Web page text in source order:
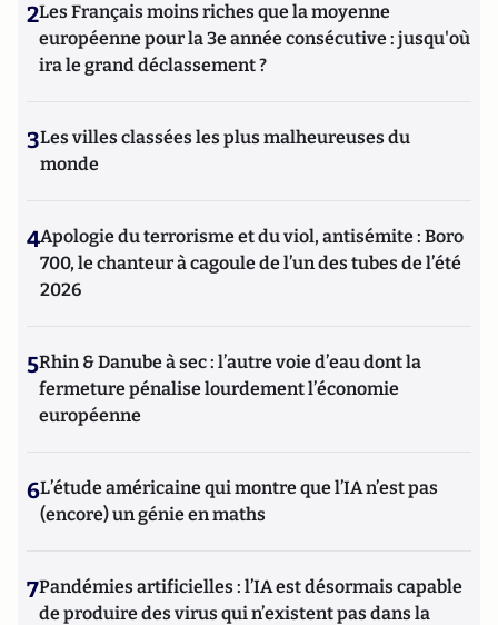
2Les Français moins riches que la moyenne
européenne pour la 3e année consécutive : jusqu'où
ira le grand déclassement ?
3Les villes classées les plus malheureuses du
monde
4Apologie du terrorisme et du viol, antisémite : Boro
700, le chanteur à cagoule de l’un des tubes de l’été
2026
5Rhin & Danube à sec : l’autre voie d’eau dont la
fermeture pénalise lourdement l’économie
européenne
6L’étude américaine qui montre que l’IA n’est pas
(encore) un génie en maths
7Pandémies artificielles : l’IA est désormais capable
de produire des virus qui n’existent pas dans la